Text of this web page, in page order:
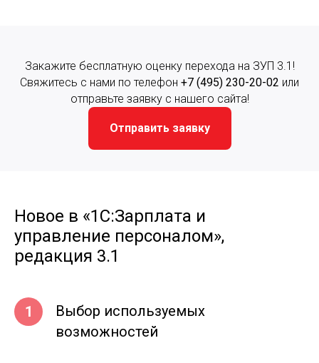
Закажите бесплатную оценку перехода на ЗУП 3.1!
Свяжитесь с нами по телефон +7 (495) 230-20-02 или
отправьте заявку с нашего сайта!
Отправить заявку
Новое в «1С:Зарплата и
управление персоналом»,
редакция 3.1
1
Выбор используемых
возможностей